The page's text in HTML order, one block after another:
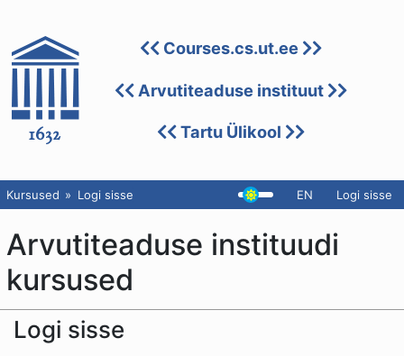
Courses.cs.ut.ee
Arvutiteaduse instituut
Tartu Ülikool
Kursused Logi sisse EN Logi sisse
Arvutiteaduse instituudi
kursused
Logi sisse